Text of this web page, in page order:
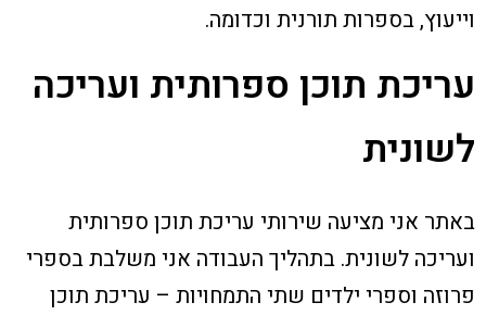
וייעוץ, בספרות תורנית וכדומה.
עריכת תוכן ספרותית ועריכה
לשונית
באתר אני מציעה שירותי עריכת תוכן ספרותית
ועריכה לשונית. בתהליך העבודה אני משלבת בספרי
פרוזה וספרי ילדים שתי התמחויות – עריכת תוכן